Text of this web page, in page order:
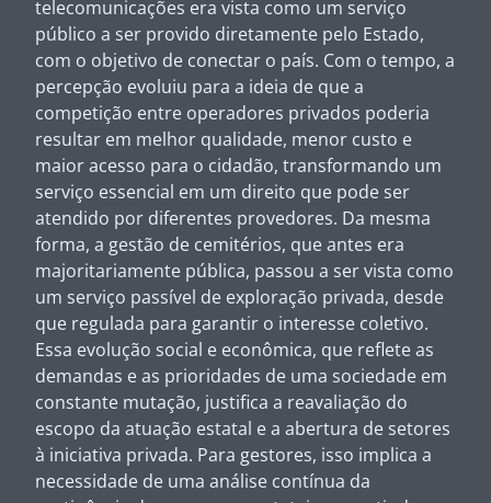
telecomunicações era vista como um serviço
público a ser provido diretamente pelo Estado,
com o objetivo de conectar o país. Com o tempo, a
percepção evoluiu para a ideia de que a
competição entre operadores privados poderia
resultar em melhor qualidade, menor custo e
maior acesso para o cidadão, transformando um
serviço essencial em um direito que pode ser
atendido por diferentes provedores. Da mesma
forma, a gestão de cemitérios, que antes era
majoritariamente pública, passou a ser vista como
um serviço passível de exploração privada, desde
que regulada para garantir o interesse coletivo.
Essa evolução social e econômica, que reflete as
demandas e as prioridades de uma sociedade em
constante mutação, justifica a reavaliação do
escopo da atuação estatal e a abertura de setores
à iniciativa privada. Para gestores, isso implica a
necessidade de uma análise contínua da